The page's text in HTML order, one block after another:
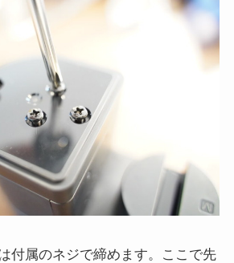
付属のネジで締めます。ここで先